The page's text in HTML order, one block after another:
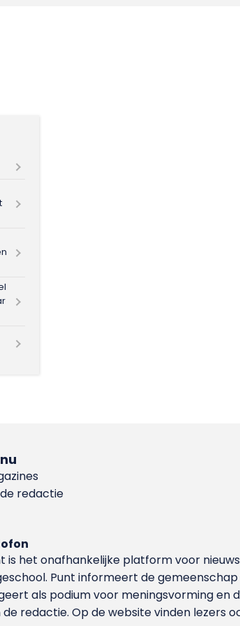
redactie
is het onafhankelijke platform voor
Punt informeert de
als podium voor meningsvorming en
de redactie. Op de website vinden lezers